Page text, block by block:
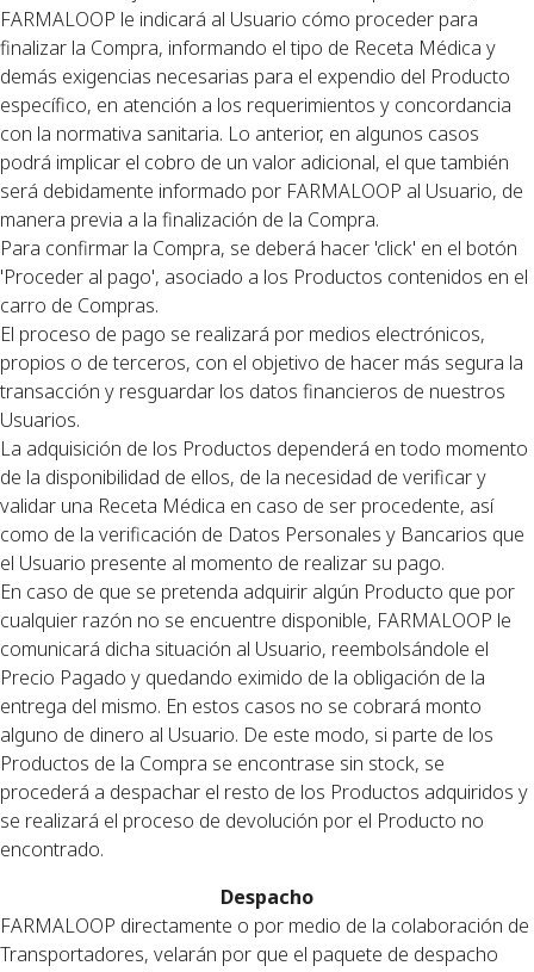
FARMALOOP le indicará al Usuario cómo proceder para
finalizar la Compra, informando el tipo de Receta Médica y
demás exigencias necesarias para el expendio del Producto
específico, en atención a los requerimientos y concordancia
con la normativa sanitaria. Lo anterior, en algunos casos
podrá implicar el cobro de un valor adicional, el que también
será debidamente informado por FARMALOOP al Usuario, de
manera previa a la finalización de la Compra.
Para confirmar la Compra, se deberá hacer 'click' en el botón
'Proceder al pago', asociado a los Productos contenidos en el
carro de Compras.
El proceso de pago se realizará por medios electrónicos,
propios o de terceros, con el objetivo de hacer más segura la
transacción y resguardar los datos financieros de nuestros
Usuarios.
La adquisición de los Productos dependerá en todo momento
de la disponibilidad de ellos, de la necesidad de verificar y
validar una Receta Médica en caso de ser procedente, así
como de la verificación de Datos Personales y Bancarios que
el Usuario presente al momento de realizar su pago.
En caso de que se pretenda adquirir algún Producto que por
cualquier razón no se encuentre disponible, FARMALOOP le
comunicará dicha situación al Usuario, reembolsándole el
Precio Pagado y quedando eximido de la obligación de la
entrega del mismo. En estos casos no se cobrará monto
alguno de dinero al Usuario. De este modo, si parte de los
Productos de la Compra se encontrase sin stock, se
procederá a despachar el resto de los Productos adquiridos y
se realizará el proceso de devolución por el Producto no
encontrado.
Despacho
FARMALOOP directamente o por medio de la colaboración de
Transportadores, velarán por que el paquete de despacho